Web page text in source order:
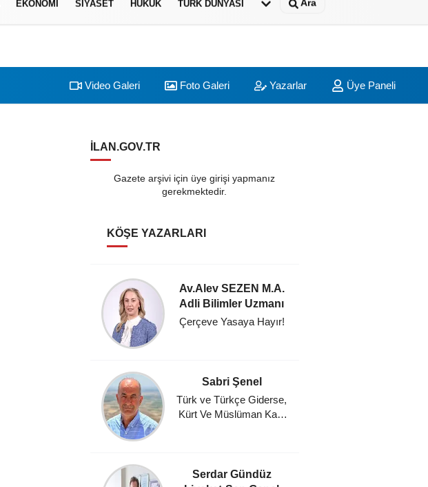
EKONOMİ SİYASET HUKUK TÜRK DÜNYASI Ara
Video Galeri Foto Galeri Yazarlar Üye Paneli
ILAN.GOV.TR
Gazete arşivi için üye girişi yapmanız
gerekmektedir.
KÖŞE YAZARLARI
Av.Alev SEZEN M.A.
Adli Bilimler Uzmanı
Çerçeve Yasaya Hayır!
Sabri Şenel
Türk ve Türkçe Giderse,
Kürt Ve Müslüman Kalır
Serdar Gündüz